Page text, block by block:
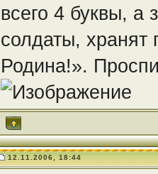
всего 4 буквы, а
солдаты,
Родина!».
12.11.2006, 18:44